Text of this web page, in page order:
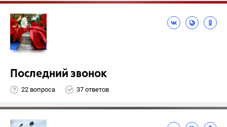
Последний звонок
22 вопроса 37 ответов